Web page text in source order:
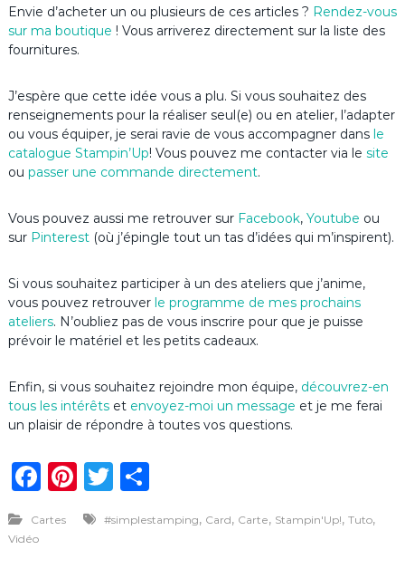
Envie d’acheter un ou plusieurs de ces articles ? Rendez-vous
sur ma boutique ! Vous arriverez directement sur la liste des
fournitures.
J’espère que cette idée vous a plu. Si vous souhaitez des
renseignements pour la réaliser seul(e) ou en atelier, l’adapter
ou vous équiper, je serai ravie de vous accompagner dans le
catalogue Stampin’Up! Vous pouvez me contacter via le site
ou passer une commande directement.
Vous pouvez aussi me retrouver sur Facebook, Youtube ou
sur Pinterest (où j’épingle tout un tas d’idées qui m’inspirent).
Si vous souhaitez participer à un des ateliers que j’anime,
vous pouvez retrouverle programme de mes prochains
ateliers. N’oubliez pas de vous inscrire pour que je puisse
prévoir le matériel et les petits cadeaux.
Enfin, si vous souhaitez rejoindre mon équipe, découvrez-en
tous les intérêtset envoyez-moi un message et je me ferai
un plaisir de répondre à toutes vos questions.
F
c
Pi
n
te
T
it
P
ta
Cartes #simplestamping, Card, Carte, Stampin'Up!, Tuto,
Vidéo